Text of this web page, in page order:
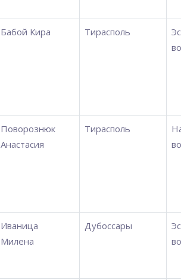
Бабой Кира Тирасполь
Поворознюк
Анастасия
Тирасполь
Иваница
Милена
Дубоссары